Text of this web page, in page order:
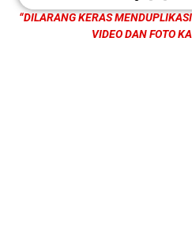
“DILARANG KERAS
VIDEO DAN FOTO